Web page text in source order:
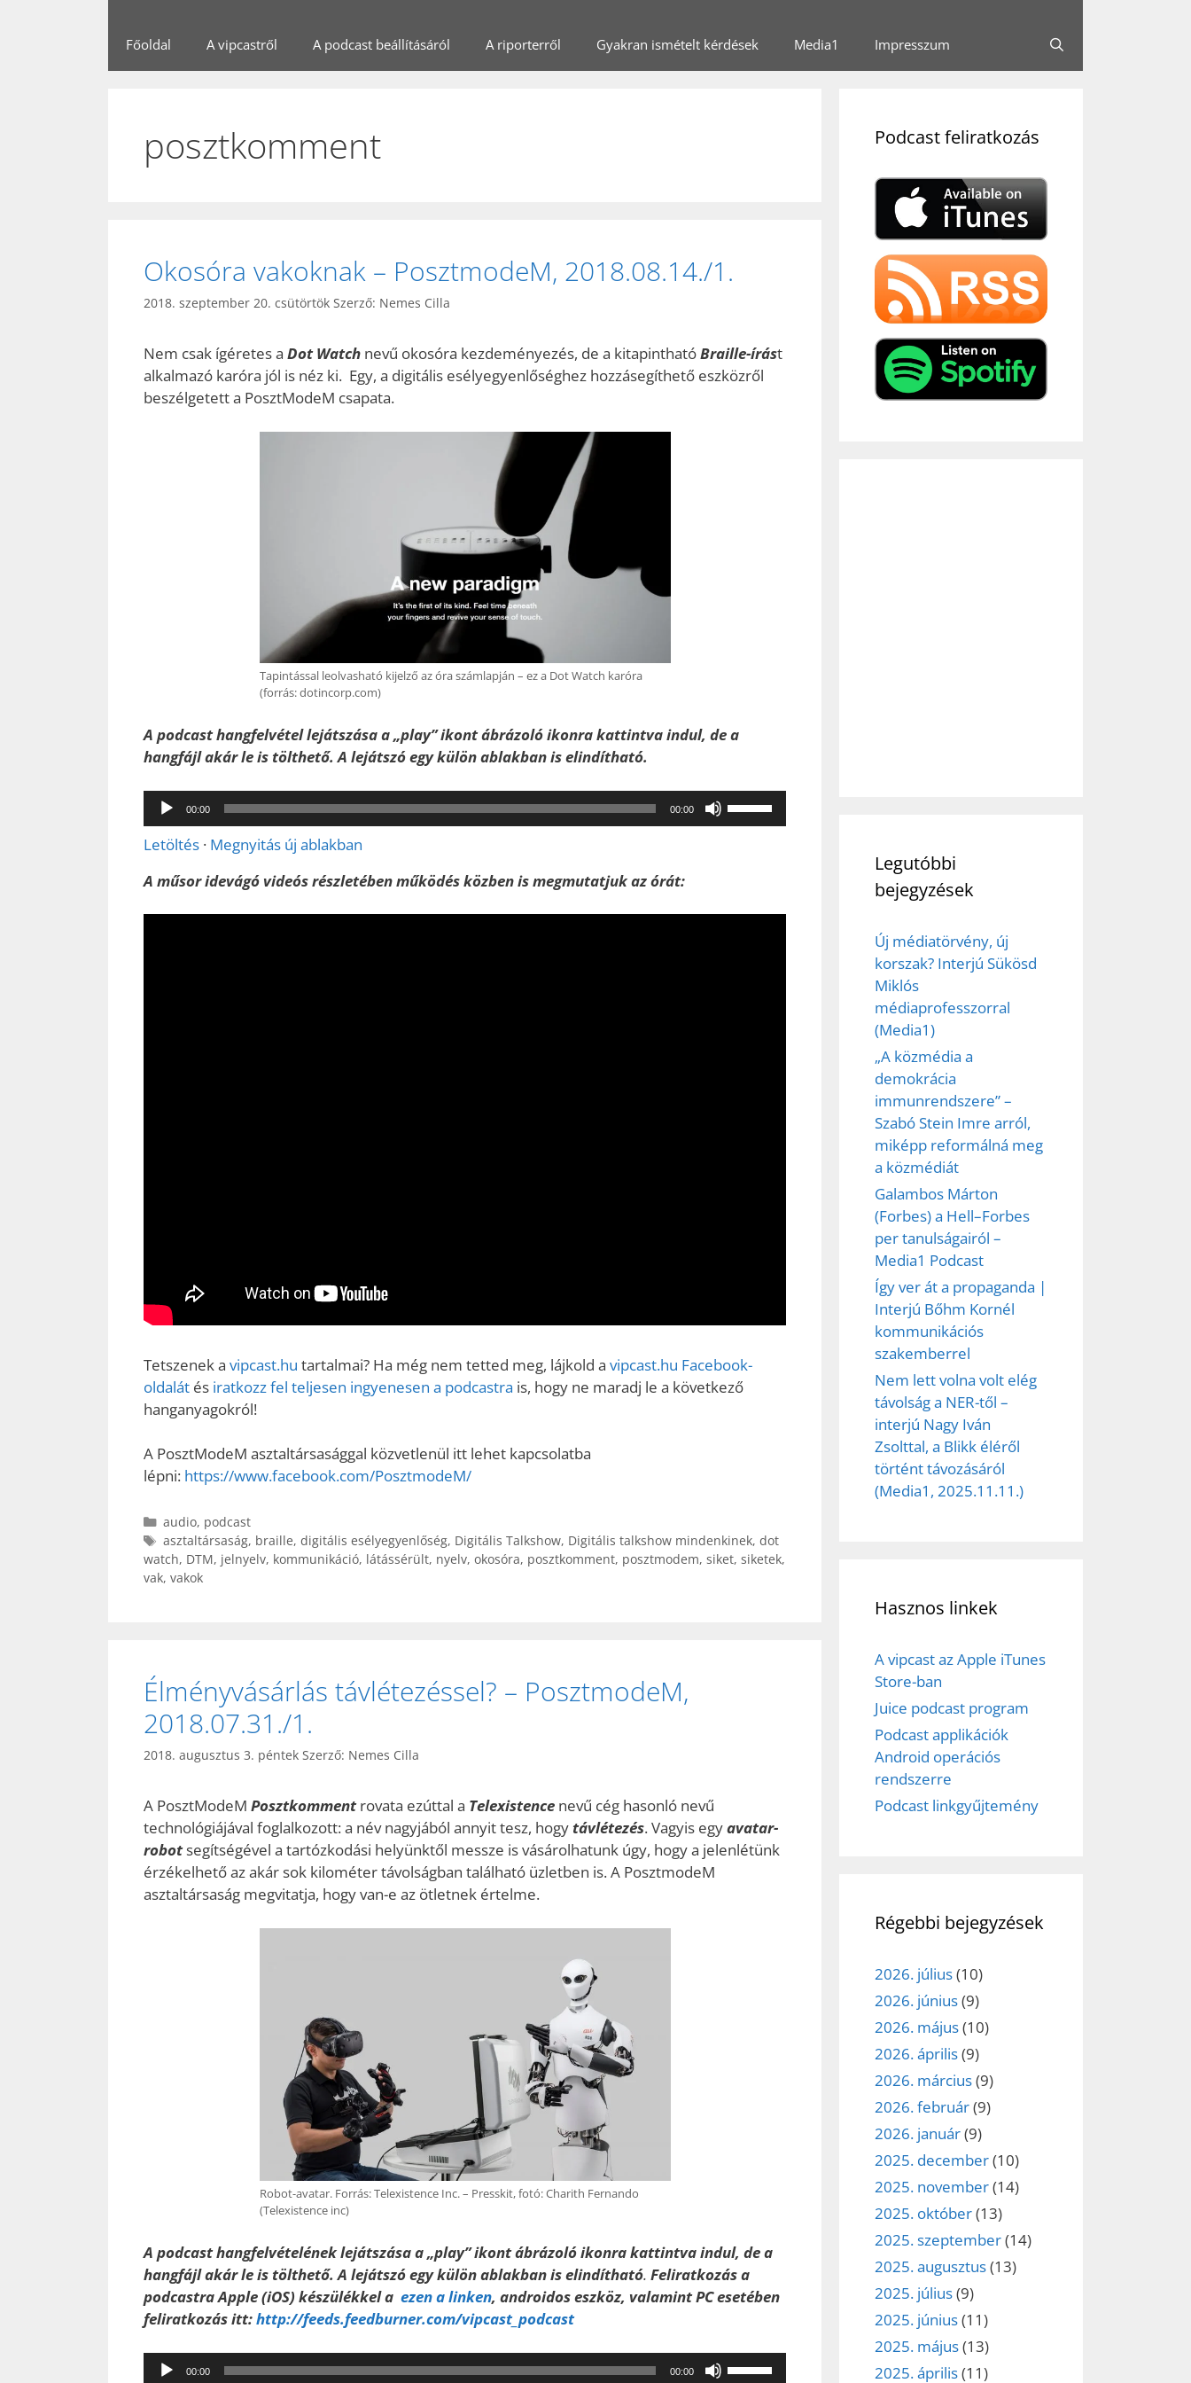
Főoldal A vipcastről A podcast beállításáról A riporterről Gyakran ismételt kérdések Media1 Impresszum
posztkomment
Okosóra vakoknak – PosztmodeM, 2018.08.14./1.
2018. szeptember 20. csütörtök Szerző: Nemes Cilla
Nem csak ígéretes a Dot Watch nevű okosóra kezdeményezés, de a kitapinthatóBraille-írást
alkalmazó karóra jól is néz ki. Egy, a digitális esélyegyenlőséghez hozzásegíthető eszközről
beszélgetett a PosztModeM csapata.
Tapintással leolvasható kijelző az óra számlapján – ez a Dot Watch karóra
(forrás: dotincorp.com)
A podcast hangfelvétel lejátszása a „play” ikont ábrázoló ikonra kattintva indul, de a
hangfájl akár le is tölthető. A lejátszó egy külön ablakban is elindítható.
Audió
lejátszó
00:00 00:00
hangerő
a
Letöltés · Megnyitás új ablakban
A műsor idevágó videós részletében működés közben is megmutatjuk az órát:
Tetszenek a vipcast.hu tartalmai? Ha még nem tetted meg, lájkold a vipcast.hu Facebook-
oldalát és iratkozz fel teljesen ingyenesen a podcastra is, hogy ne maradj le a következő
hanganyagokról!
A PosztModeM asztaltársasággal közvetlenül itt lehet kapcsolatba
lépni: https://www.facebook.com/PosztmodeM/
Kategória
audio, podcast
Címkék
asztaltársaság, braille, digitális esélyegyenlőség, Digitális Talkshow, Digitális talkshow mindenkinek, dot
watch, DTM, jelnyelv, kommunikáció, látássérült, nyelv, okosóra, posztkomment, posztmodem, siket, siketek,
vak, vakok
Élményvásárlás távlétezéssel? – PosztmodeM,
2018.07.31./1.
2018. augusztus 3. péntek Szerző: Nemes Cilla
A PosztModeM Posztkommentrovata ezúttal a Telexistence nevű cég hasonló nevű
technológiájával foglalkozott: a név nagyjából annyit tesz, hogy távlétezés. Vagyis egyavatar-
robotsegítségével a tartózkodási helyünktől messze is vásárolhatunk úgy, hogy a jelenlétünk
érzékelhető az akár sok kilométer távolságban található üzletben is. A PosztmodeM
asztaltársaság megvitatja, hogy van-e az ötletnek értelme.
Robot-avatar. Forrás: Telexistence Inc. – Presskit, fotó: Charith Fernando
(Telexistence inc)
A podcast hangfelvételének lejátszása a „play” ikont ábrázoló ikonra kattintva indul, de a
hangfájl akár le is tölthető. A lejátszó egy külön ablakban is elindítható. Feliratkozás a
podcastra Apple (iOS) készülékkel a ezen a linken, androidos eszköz, valamint PC esetében
feliratkozás itt:http://feeds.feedburner.com/vipcast_podcast
Audió
00:00 00:00
A
Podcast feliratkozás
Legutóbbi
bejegyzések
Új médiatörvény, új
korszak? Interjú Sükösd
Miklós
médiaprofesszorral
(Media1)
„A közmédia a
demokrácia
immunrendszere” –
Szabó Stein Imre arról,
miképp reformálná meg
a közmédiát
Galambos Márton
(Forbes) a Hell–Forbes
per tanulságairól –
Media1 Podcast
Így ver át a propaganda |
Interjú Bőhm Kornél
kommunikációs
szakemberrel
Nem lett volna volt elég
távolság a NER-től –
interjú Nagy Iván
Zsolttal, a Blikk éléről
történt távozásáról
(Media1, 2025.11.11.)
Hasznos linkek
A vipcast az Apple iTunes
Store-ban
Juice podcast program
Podcast applikációk
Android operációs
rendszerre
Podcast linkgyűjtemény
Régebbi bejegyzések
2026. július(10)
2026. június(9)
2026. május(10)
2026. április(9)
2026. március(9)
2026. február(9)
2026. január(9)
2025. december(10)
2025. november(14)
2025. október(13)
2025. szeptember(14)
2025. augusztus(13)
2025. július(9)
2025. június(11)
2025. május(13)
2025. április(11)